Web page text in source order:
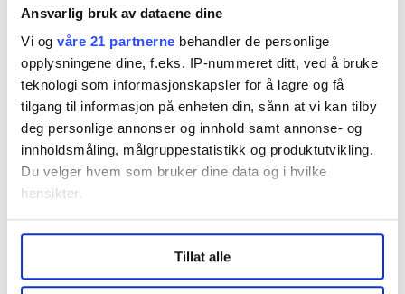
Ansvarlig bruk av dataene dine
Vi og våre 21 partnerne behandler de personlige
opplysningene dine, f.eks. IP-nummeret ditt, ved å bruke
teknologi som informasjonskapsler for å lagre og få
tilgang til informasjon på enheten din, sånn at vi kan tilby
deg personlige annonser og innhold samt annonse- og
innholdsmåling, målgruppestatistikk og produktutvikling.
Du velger hvem som bruker dine data og i hvilke
hensikter.
Undermer infokan du lese om hvordan dine personlige
data behandles og hvordan du kan velge hvordan de skal
brukes. Du kan hele tiden endre eller trekke tilbake ditt
Tillat alle
det gjennomførbart med et slikt forbud – vil ikke EØS
sette en stopper for det? Tolkningen av EUs
vikarbyrådirektiv vil avgjøre om Norge kan innføre
forbud. Hovedregelen i direktivet er at
bemanningsselskaper skal behandles akkurat som
andre bedrifter, og at det skal være fri flyt av tjenester
og fri etableringsrett for bemanningsbyråer innenfor
EØS.
Spørsmålet er om Norge kan vinne gjennom med at
særlige hensyn tilsier at et forbud må iverksettes. Da
var det blant annet fordi retten mente at det var
særlige hensyn og bekymringen for et godt fungerende
arbeidsmarked som måtte veie tyngst.